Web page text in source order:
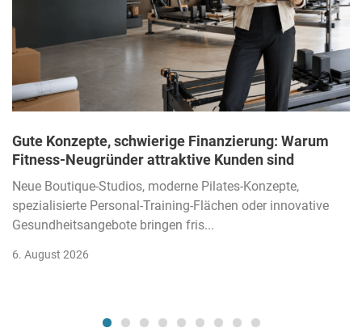
Gute Konzepte, schwierige Finanzierung: Warum
Fitness-Neugründer attraktive Kunden sind
Neue Boutique-Studios, moderne Pilates-Konzepte,
spezialisierte Personal-Training-Flächen oder innovative
Gesundheitsangebote bringen fris...
6. August 2026